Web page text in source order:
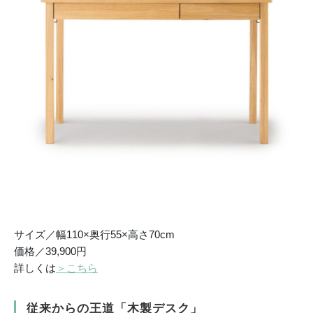
サイズ／幅110×奥行55×高さ70cm
価格／39,900円
詳しくは ＞こちら
従来からの王道「木製デスク」